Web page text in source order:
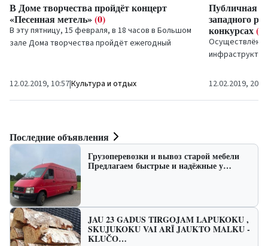
В Доме творчества пройдёт концерт
«Песенная метель»(0)
В эту пятницу, 15 февраля, в 18 часов в Большом
зале Дома творчества пройдёт ежегодный
12.02.2019, 10:57|Культура и отдых
Публичная
западного
конкурсах(0)
–...
12.02.2019, 20:10
Последние объявления
Грузоперевозки и вывоз старой мебели
Предлагаем быстрые и надёжные у…
JAU 23 GADUS TIRGOJAM LAPUKOKU ,
SKUJUKOKU VAI ARĪ JAUKTO MALKU -
KLUČO…